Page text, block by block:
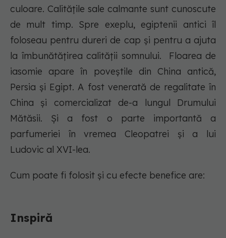
culoare. Calitățile sale calmante sunt cunoscute
de mult timp. Spre exeplu, egiptenii antici îl
foloseau pentru dureri de cap și pentru a ajuta
la îmbunătățirea calității somnului. Floarea de
iasomie apare în poveștile din China antică,
Persia și Egipt. A fost venerată de regalitate în
China și comercializat de-a lungul Drumului
Mătăsii. Și a fost o parte importantă a
parfumeriei în vremea Cleopatrei și a lui
Ludovic al XVI-lea.
Cum poate fi folosit și cu efecte benefice are:
Inspiră